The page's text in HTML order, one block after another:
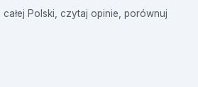
Polski, czytaj opinie, porównuj